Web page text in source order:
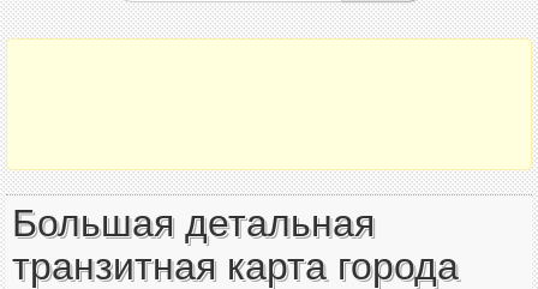
Большая детальная
транзитная карта города